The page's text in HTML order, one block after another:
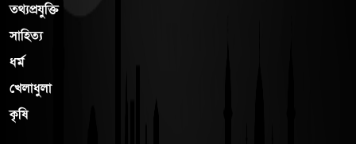
তথ্যপ্রযুক্তি
সাহিত্য
ধর্ম
খেলাধুলা
কৃষি